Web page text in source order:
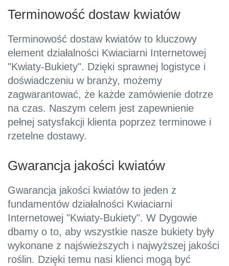
Terminowość dostaw kwiatów
Terminowość dostaw kwiatów to kluczowy
element działalności Kwiaciarni Internetowej
"Kwiaty-Bukiety". Dzięki sprawnej logistyce i
doświadczeniu w branży, możemy
zagwarantować, że każde zamówienie dotrze
na czas. Naszym celem jest zapewnienie
pełnej satysfakcji klienta poprzez terminowe i
rzetelne dostawy.
Gwarancja jakości kwiatów
Gwarancja jakości kwiatów to jeden z
fundamentów działalności Kwiaciarni
Internetowej "Kwiaty-Bukiety". W Dygowie
dbamy o to, aby wszystkie nasze bukiety były
wykonane z najświeższych i najwyższej jakości
roślin. Dzięki temu nasi klienci mogą być